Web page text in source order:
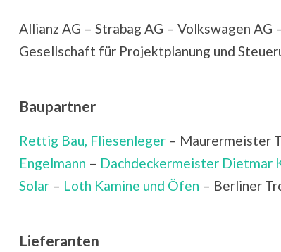
Allianz AG – Strabag AG – Volkswagen AG
Gesellschaft für Projektplanung und
Baupartner
Rettig Bau, Fliesenleger – Maurermeister
Engelmann – Dachdeckermeister Dietmar
Solar – Loth Kamine und Öfen – Berliner
Lieferanten